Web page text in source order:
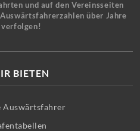
und auf den Vereinsseiten
über Jahre
verfolgen!
BIETEN
Auswärtsfahrer